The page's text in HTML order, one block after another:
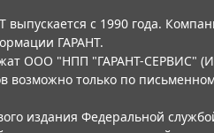
с 1990 года.
ГАРАНТ.
ООО "НПП "ГАРАНТ-СЕРВИС"
возможно только по
издания Федеральной